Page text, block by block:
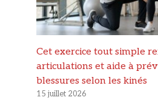
Cet exercice tout simple
articulations et aide à
blessures selon les kinés
15 juillet 2026